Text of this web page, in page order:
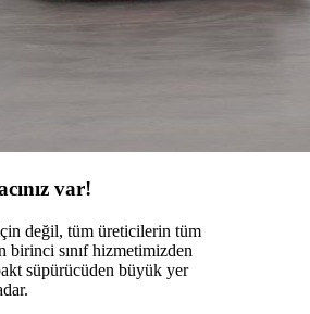
var!
değil, tüm üreticilerin tüm
birinci sınıf hizmetimizden
süpürücüden büyük yer